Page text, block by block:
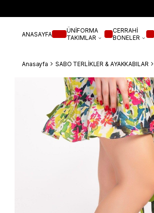
ANASAYFA
ÜNİFORMA
TAKIMLAR
CERRAHİ
BONELER
Anasayfa SABO TERLİKLER & AYAKKABILAR